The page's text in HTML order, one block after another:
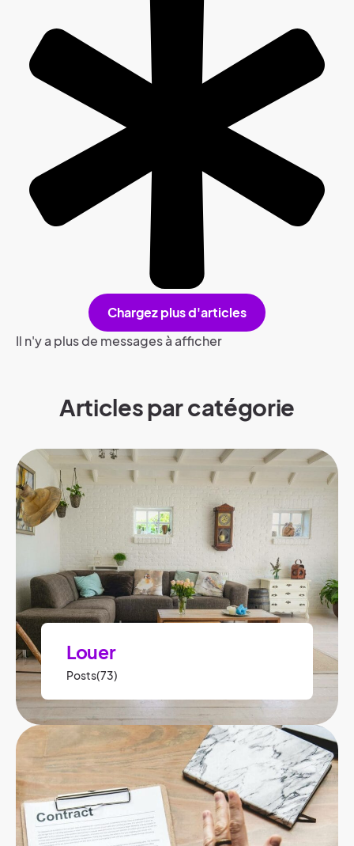
Chargez plus d'articles
Il n'y a plus de messages à afficher
Articles par catégorie
Louer
Posts(73)